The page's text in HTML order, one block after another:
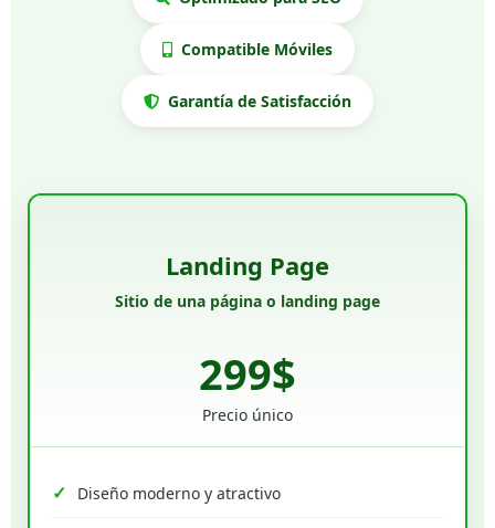
Compatible Móviles
Garantía de Satisfacción
Landing Page
Sitio de una página o landing page
299$
Precio único
Diseño moderno y atractivo